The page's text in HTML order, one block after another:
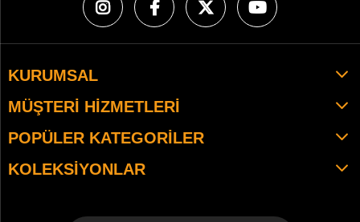
KURUMSAL
MÜŞTERI HIZMETLERI
POPÜLER KATEGORILER
KOLEKSIYONLAR